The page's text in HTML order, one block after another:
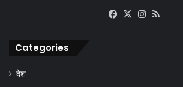
Facebook
X
Categories
देश